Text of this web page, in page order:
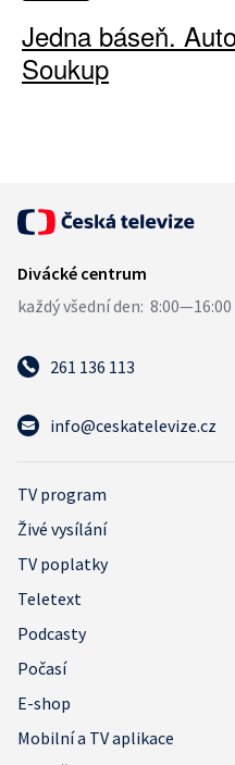
Jedna báseň.
Soukup
261 136 113
info@ceskatelevize.cz
TV program
Živé vysílání
TV poplatky
Teletext
Podcasty
Počasí
E-shop
Mobilní a TV aplikace